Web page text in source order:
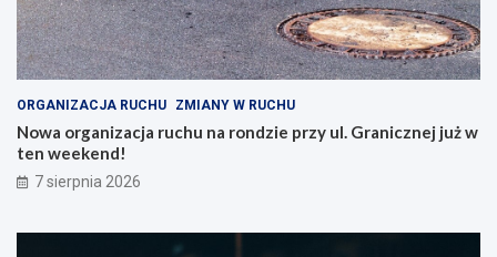
ORGANIZACJA RUCHU ZMIANY W RUCHU
Nowa organizacja ruchu na rondzie przy ul. Granicznej już w
ten weekend!
7 sierpnia 2026